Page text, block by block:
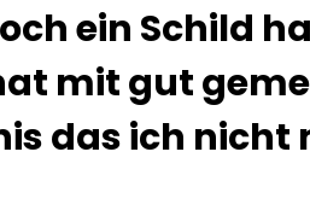
ein Schild
mit gut
das ich nicht